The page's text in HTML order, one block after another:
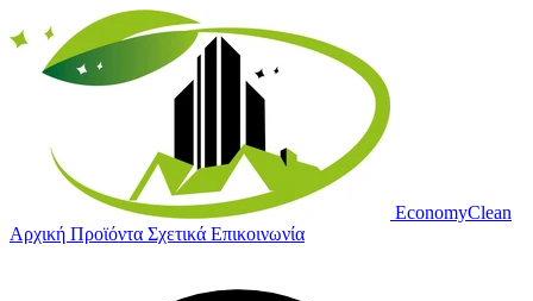
EconomyClean
Αρχική Προϊόντα Σχετικά Επικοινωνία